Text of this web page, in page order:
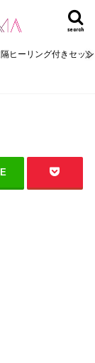
search
ヒーリング付きセッ